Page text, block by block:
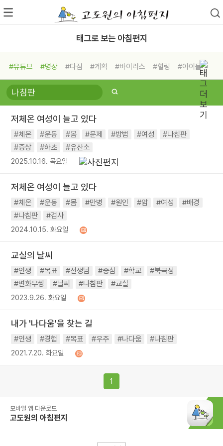
태그로 보는 아침편지
#유튜브 #명상 #다짐 #계획 #바이러스 #힐링
#아이들
#비전캠프
#독서캠프 #삶
#희망
#나눔 #친구 #링컨학교
#독서
#건강 #면역력
저체온 여성이 늘고 있다
#체온 #운동 #몸 #문제 #방법 #여성
#나침판
#증상
#하초 #유산소
2025.10.16. 목요일
저체온 여성이 늘고 있다
#체온 #운동 #몸 #만병 #원인 #암 #여성
#배경
#나침판
#검사
2024.10.15. 화요일
교실의 날씨
#인생 #목표 #선생님 #중심 #학교
#북극성
#변화무쌍
#날씨 #나침판 #교실
2023.9.26. 화요일
내가 '나다움'을 찾는 길
#인생 #경험 #목표 #우주 #나다움 #나침판
2021.7.20. 화요일
1
모바일 앱 다운로드
고도원의 아침편지